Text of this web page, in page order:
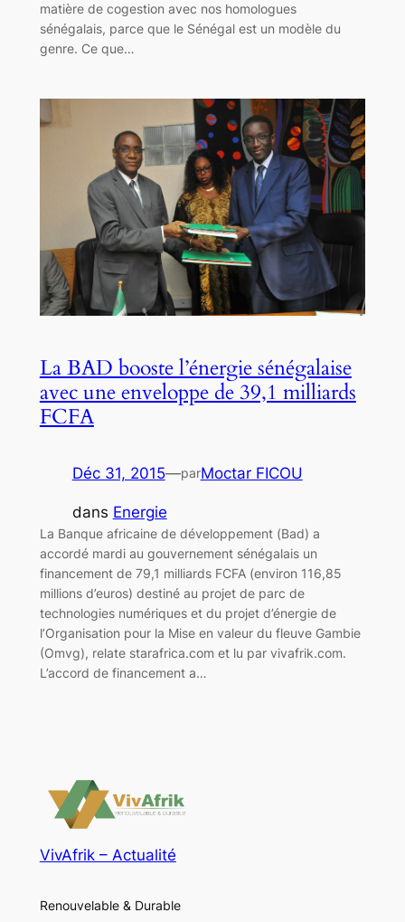
matière de cogestion avec nos homologues
sénégalais, parce que le Sénégal est un modèle du
genre. Ce que…
La BAD booste l’énergie sénégalaise
avec une enveloppe de 39,1 milliards
FCFA
Déc 31, 2015—parMoctar FICOU
dans Energie
La Banque africaine de développement (Bad) a
accordé mardi au gouvernement sénégalais un
financement de 79,1 milliards FCFA (environ 116,85
millions d’euros) destiné au projet de parc de
technologies numériques et du projet d’énergie de
l’Organisation pour la Mise en valeur du fleuve Gambie
(Omvg), relate starafrica.com et lu par vivafrik.com.
L’accord de financement a…
VivAfrik – Actualité
Renouvelable & Durable